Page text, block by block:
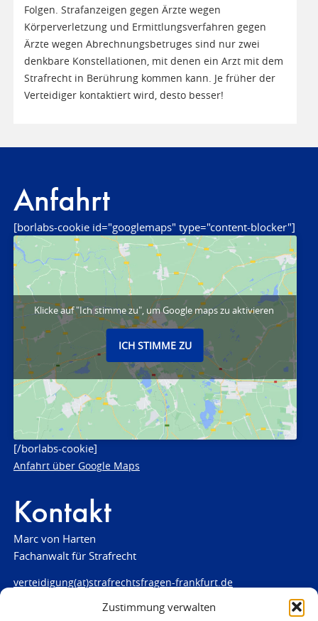
Zustimmung verwalten
Folgen. Strafanzeigen gegen Ärzte wegen
Körperverletzung und Ermittlungsverfahren gegen
Ärzte wegen Abrechnungsbetruges sind nur zwei
denkbare Konstellationen, mit denen ein Arzt mit dem
Strafrecht in Berührung kommen kann. Je früher der
Verteidiger kontaktiert wird, desto besser!
Anfahrt
[borlabs-cookie id="googlemaps" type="content-blocker"]
Klicke auf "Ich stimme zu", um Google maps zu aktivieren
ICH STIMME ZU
[/borlabs-cookie]
Anfahrt über Google Maps
Kontakt
Marc von Harten
Fachanwalt für Strafrecht
verteidigung(at)strafrechtsfragen-frankfurt.de
www.strafrechtsfragen-frankfurt.de